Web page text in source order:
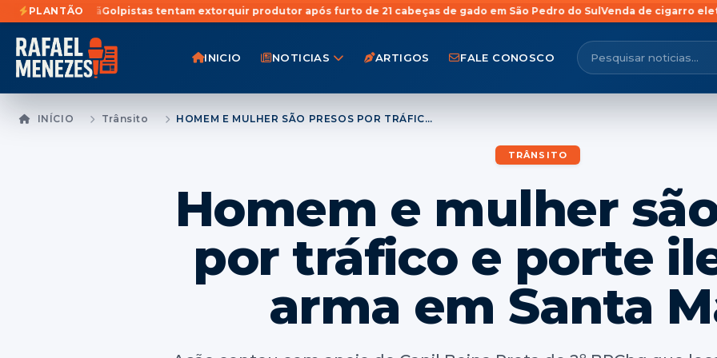
PLANTÃO
Golpistas tentam extorquir produtor após furto de 21 cabeças de gado em São Pedro do Sul Venda de cigarro eletrônico para
INICIO NOTICIAS ARTIGOS FALE CONOSCO
INÍCIO Trânsito HOMEM E MULHER SÃO PRESOS POR TRÁFICO E PORTE ILEGAL DE ARMA EM SANTA MARIA
TRÂNSITO
Homem e mulher
por tráfico e porte
arma em Santa